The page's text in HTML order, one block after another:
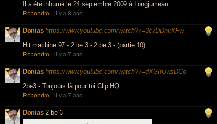
Il a été inhumé le 24 septembre 2009 à Longjumeau.
Répondre - il y a 8 ans
Donias https://www.youtube.com/watch?v=3c7DDnjrXFw
Hit machine 97 - 2 be 3 - 2 be 3 - (partie 10)
Répondre - il y a 7 ans
Donias https://www.youtube.com/watch?v=dXGIrUwsDCo
2be3 - Toujours là pour toi Clip HQ
Répondre - il y a 7 ans
Donias 2 be 3